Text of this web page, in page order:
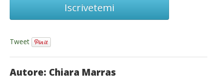
Iscrivetemi
Tweet
Autore: Chiara Marras